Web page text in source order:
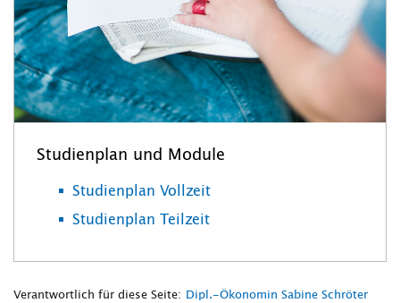
Studienplan und Module
Studienplan Vollzeit
Studienplan Teilzeit
Verantwortlich für diese Seite: Dipl.-Ökonomin Sabine Schröter